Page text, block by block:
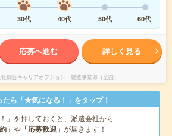
30代 40代 50代 60代
応募へ進む 詳しく見る
綜合キャリアオプション 製造事業部（全国）
たら「★気になる！」をタップ！
！」を押しておくと、派遣会社から
」 や 「応募歓迎」 が届きます！